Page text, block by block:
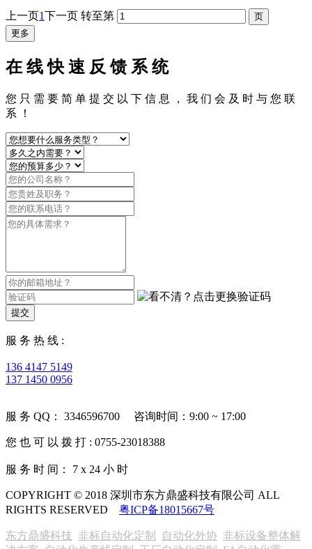
上一页1下一页 转至第
更多
在 线 快 速 反 馈 系 统
您 只 需 要 简 单 提 交 以 下 信 息 ， 我 们 会 及 时 与 您 联
系 ！
提交
服 务 热 线 :
136 4147 5149
137 1450 0956
服 务 QQ： 3346596700 咨询时间：9:00 ~ 17:00
您 也 可 以 拨 打 : 0755-23018388
服 务 时 间： 7 x 24 小 时
COPYRIGHT © 2018 深圳市东方鼎盛科技有限公司 ALL
RIGHTS RESERVED 粤ICP备18015667号
东方鼎盛科技 非标自动化定制 自动化外协 非标设备整体解